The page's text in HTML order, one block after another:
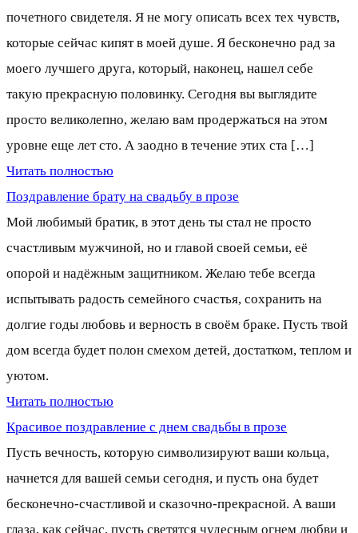
почетного свидетеля. Я не могу описать всех тех чувств,
которые сейчас кипят в моей душе. Я бесконечно рад за
моего лучшего друга, который, наконец, нашел себе
такую прекрасную половинку. Сегодня вы выглядите
просто великолепно, желаю вам продержаться на этом
уровне еще лет сто. А заодно в течение этих ста […]
Читать полностью
Поздравление брату на свадьбу в прозе
Мой любимый братик, в этот день ты стал не просто
счастливым мужчиной, но и главой своей семьи, её
опорой и надёжным защитником. Желаю тебе всегда
испытывать радость семейного счастья, сохранить на
долгие годы любовь и верность в своём браке. Пусть твой
дом всегда будет полон смехом детей, достатком, теплом и
уютом.
Читать полностью
Красивое поздравление с днем свадьбы в прозе
Пусть вечность, которую символизируют ваши кольца,
начнется для вашей семьи сегодня, и пусть она будет
бесконечно-счастливой и сказочно-прекрасной. А ваши
глаза, как сейчас, пусть светятся чудесным огнем любви и